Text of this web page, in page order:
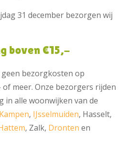
31 december bezorgen wij
boven €15,-
bezorgkosten op
meer. Onze bezorgers rijden
in alle woonwijken van de
Kampen, IJsselmuiden, Hasselt,
, Zalk, Dronten en